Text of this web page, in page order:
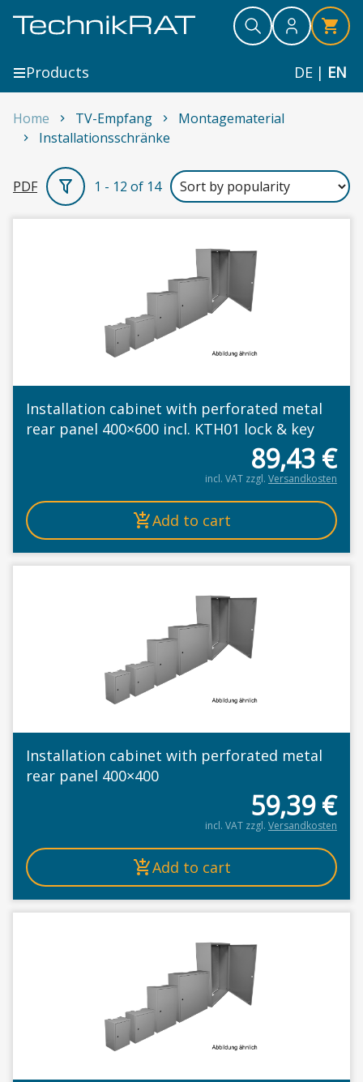
Search
Search
Search
DE | EN
Products
Home TV-Empfang
Montagematerial
Installationsschränke
Installationsschränke
PDF 1 - 12 of 14
Installation cabinet with perforated metal
rear panel 400×600 incl. KTH01 lock & key
89,43 €
incl. VAT zzgl. Versandkosten
Add to cart
Installation cabinet with perforated metal
rear panel 400×400
59,39€
incl. VAT zzgl. Versandkosten
Add to cart